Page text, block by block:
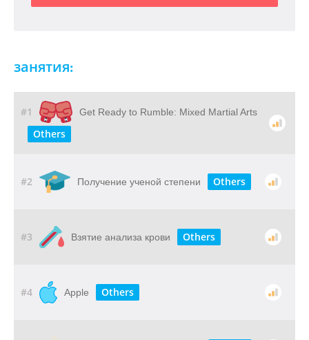
занятия:
#1 Get Ready to Rumble: Mixed Martial Arts
Others
#2 Получение ученой степени Others
#3 Взятие анализа крови Others
#4 Apple Others